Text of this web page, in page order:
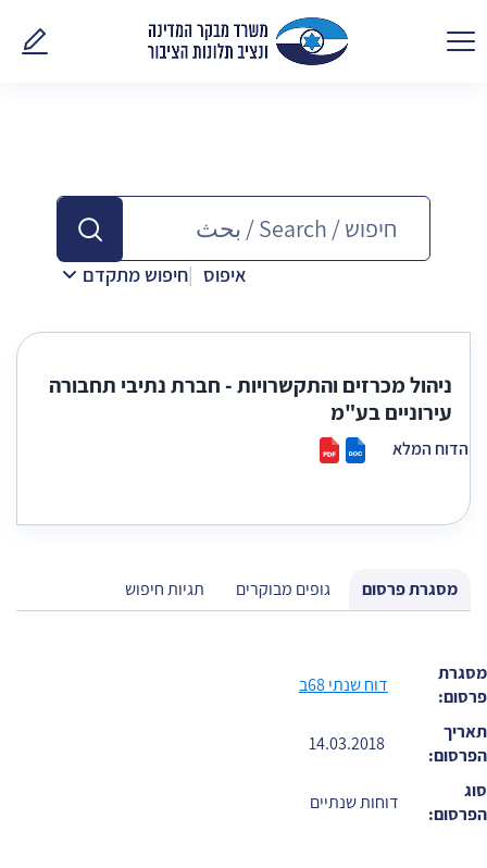
פנו
איפוס חיפוש מתקדם
ניהול מכרזים והתקשרויות - חברת נתיבי תחבורה
עירוניים בע"מ
הדוח המלא
מסגרת פרסום גופים מבוקרים תגיות חיפוש
מסגרת
פרסום:
דוח שנתי 68ב
תאריך
הפרסום:
14.03.2018
סוג
הפרסום:
דוחות שנתיים